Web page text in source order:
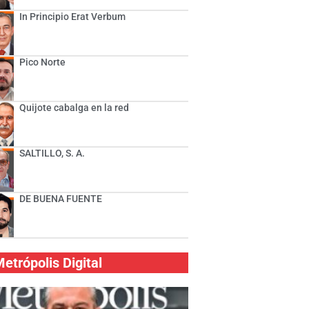
In Principio Erat Verbum
Pico Norte
Quijote cabalga en la red
SALTILLO, S. A.
DE BUENA FUENTE
Digital